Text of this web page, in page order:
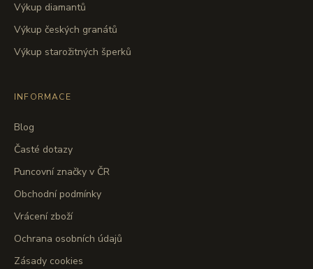
Výkup diamantů
Výkup českých granátů
Výkup starožitných šperků
INFORMACE
Blog
Časté dotazy
Puncovní značky v ČR
Obchodní podmínky
Vrácení zboží
Ochrana osobních údajů
Zásady cookies